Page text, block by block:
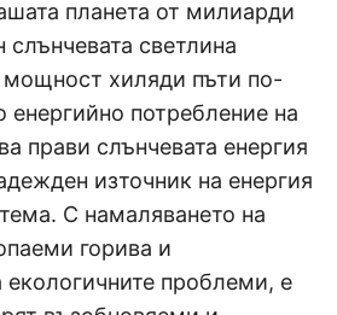
планета от милиарди
слънчевата светлина
мощност хиляди пъти по-
потребление на
прави слънчевата енергия
източник на енергия
С намаляването на
горива и
екологичните проблеми, е